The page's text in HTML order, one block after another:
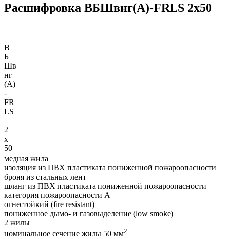
Расшифровка ВБШвнг(А)-FRLS 2х50
В
Б
Шв
нг
(A)
-
FR
LS
2
х
50
медная жила
изоляция из ПВХ пластиката пониженной пожароопасности
броня из стальных лент
шланг из ПВХ пластиката пониженной пожароопасности
категория пожароопасности A
огнестойкий (fire resistant)
пониженное дымо- и газовыделение (low smoke)
2 жилы
номинальное сечение жилы 50 мм2